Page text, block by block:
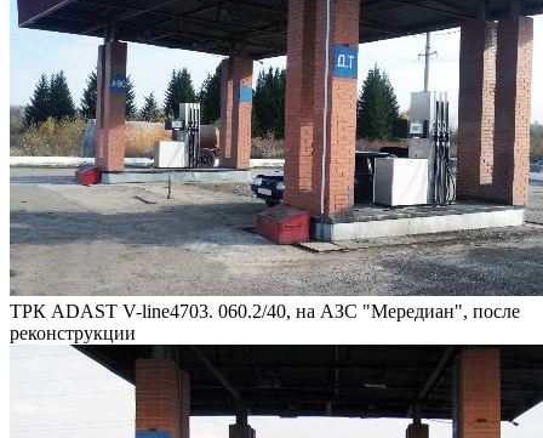
ТРК ADAST V-line4703. 060.2/40, на АЗС "Мередиан", после
реконструкции